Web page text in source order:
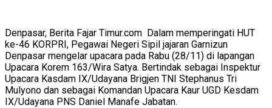
Denpasar, Berita Fajar Timur.com Dalam memperingati HUT
ke-46 KORPRI, Pegawai Negeri Sipil jajaran Garnizun
Denpasar mengelar upacara pada Rabu (28/11) di lapangan
Upacara Korem 163/Wira Satya. Bertindak sebagai Inspektur
Upacara Kasdam IX/Udayana Brigjen TNI Stephanus Tri
Mulyono dan sebagai Komandan Upacara Kaur UGD Kesdam
IX/Udayana PNS Daniel Manafe Jabatan.